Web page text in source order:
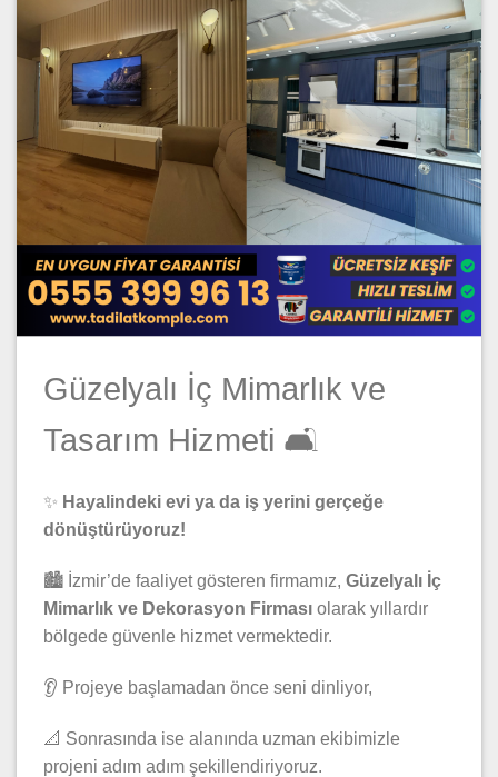
Güzelyalı İç Mimarlık ve
Tasarım Hizmeti 🛋️
✨ Hayalindeki evi ya da iş yerini gerçeğe
dönüştürüyoruz!
🏙️ İzmir’de faaliyet gösteren firmamız, Güzelyalı İç
Mimarlık ve Dekorasyon Firması olarak yıllardır
bölgede güvenle hizmet vermektedir.
👂 Projeye başlamadan önce seni dinliyor,
📐 Sonrasında ise alanında uzman ekibimizle
projeni adım adım şekillendiriyoruz.